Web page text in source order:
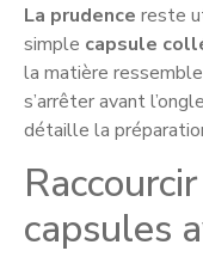
La prudence reste
simple capsule
la matière
s’arrêter avant
détaille la
capsules